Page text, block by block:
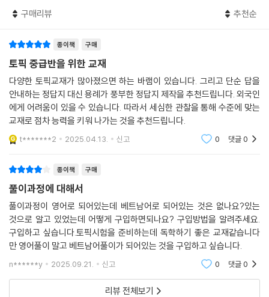
구매리뷰 추천순
종이책 구매
토픽 중급반을 위한 교재
다양한 토픽교재가 많아졌으면 하는 바램이 있습니다. 그리고 단순 답을
안내하는 정답지 대신 용례가 풍부한 정답지 제작을 추천드립니다. 외국인
에게 어려움이 있을 수 있습니다. 따라서 세심한 관찰을 통해 수준에 맞는
교재로 점차 능력을 키워 나가는 것을 추천드립니다.
t*******2 2025.04.13. 신고 0 댓글0
종이책 구매
풀이과정에 대해서
풀이과정이 영어로 되어있는데 베트남어로 되어있는 것은 없나요?있는
것으로 알고 있었는데 어떻게 구입하면되나요? 구입방법을 알려주세요.
구입하고 싶습니다.토픽시험을 준비하는데 독학하기 좋은 교재같습니다
만 영어풀이 말고 베트남어풀이가 되어있는 것을 구입하고 싶습니다.
n******y 2025.09.21. 신고 0 댓글0
리뷰 전체보기